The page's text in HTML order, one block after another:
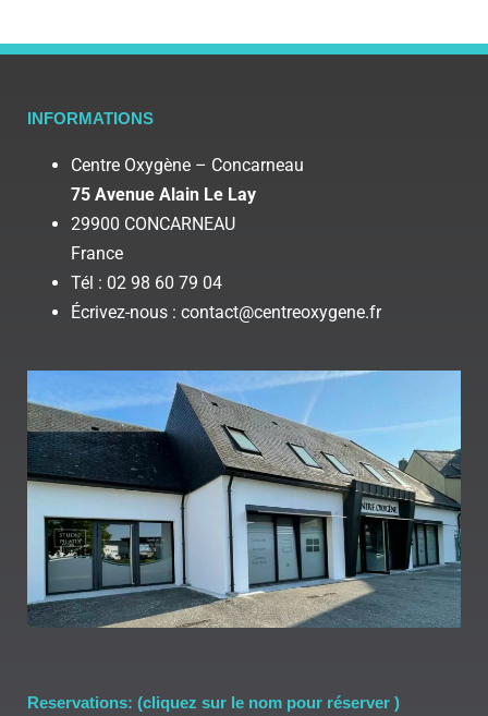
INFORMATIONS
Centre Oxygène – Concarneau
75 Avenue Alain Le Lay
29900 CONCARNEAU
France
Tél : 02 98 60 79 04
Écrivez-nous : contact@centreoxygene.fr
Reservations: (cliquez sur le nom pour réserver )